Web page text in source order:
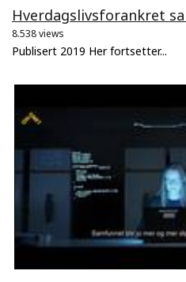
Hverdagslivsforankret
8.538 views
Publisert 2019 Her fortsetter...